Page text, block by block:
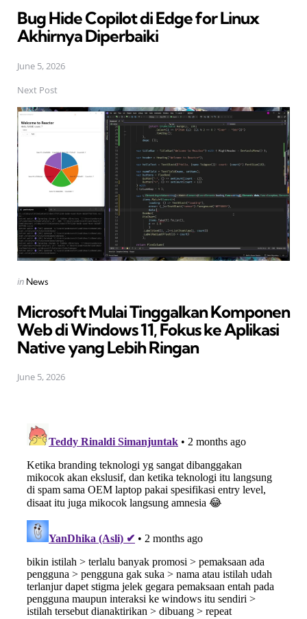
Bug Hide Copilot di Edge for Linux
Akhirnya Diperbaiki
June 5, 2026
Next Post
Posted
in News
Microsoft Mulai Tinggalkan Komponen
Web di Windows 11, Fokus ke Aplikasi
Native yang Lebih Ringan
June 5, 2026